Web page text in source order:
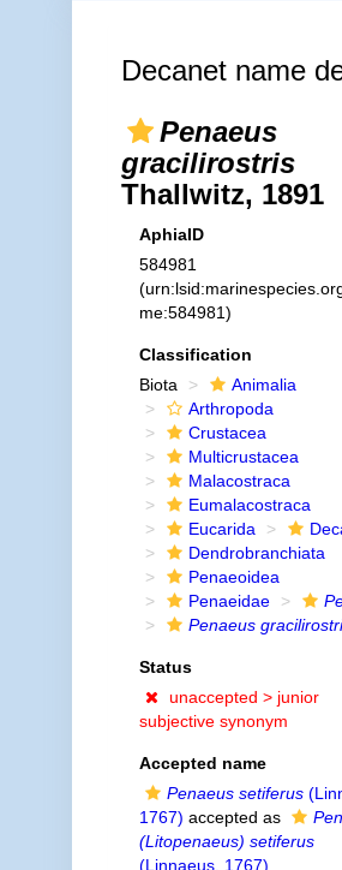
Decanet name
Penaeus
gracilirostris
Thallwitz, 1891
AphiaID
584981
me:584981)
Classification
Biota
Animalia
Arthropoda
Crustacea
Multicrustacea
Malacostraca
Eumalacostraca
Eucarida
Dendrobranchiata
Penaeoidea
Penaeidae
Penaeus
Status
unaccepted > junior
subjective synonym
Accepted name
Penaeus setiferus
1767) accepted as
(Litopenaeus) setiferus
(Linnaeus, 1767)